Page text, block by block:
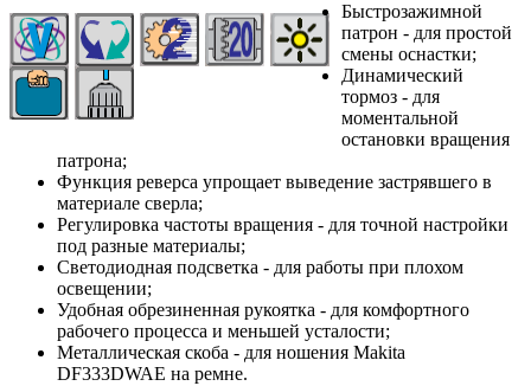
Быстрозажимной
патрон - для простой
смены оснастки;
Динамический
тормоз - для
моментальной
остановки вращения
патрона;
Функция реверса упрощает выведение застрявшего в
материале сверла;
Регулировка частоты вращения - для точной настройки
под разные материалы;
Светодиодная подсветка - для работы при плохом
освещении;
Удобная обрезиненная рукоятка - для комфортного
рабочего процесса и меньшей усталости;
Металлическая скоба - для ношения Makita
DF333DWAE на ремне.